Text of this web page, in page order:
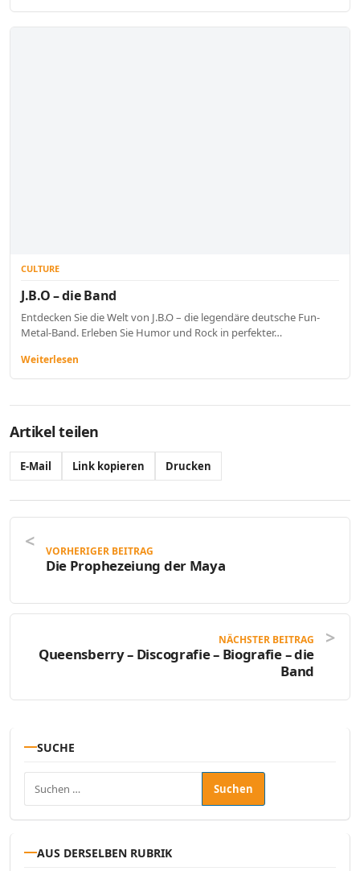
CULTURE
J.B.O – die Band
Entdecken Sie die Welt von J.B.O – die legendäre deutsche Fun-
Metal-Band. Erleben Sie Humor und Rock in perfekter…
Weiterlesen
Artikel teilen
E-Mail Link kopieren Drucken
VORHERIGER BEITRAG
Die Prophezeiung der Maya
NÄCHSTER BEITRAG
Queensberry – Discografie – Biografie – die
Band
SUCHE
AUS DERSELBEN RUBRIK